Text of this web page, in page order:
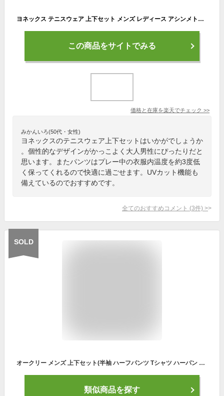
ヨネックス テニスウェア 上下セット メンズ レディース アシンメトリーTシャツ 半袖 + ベリークールハーフパンツ RWHI1601+1550 YONEX
この商品をサイトでみる
価格と在庫を楽天でチェック >>
みかんいろ(50代・女性)
ヨネックスのテニスウェア上下セットはいかがでしょうか
。個性的なデザインがかっこよく大人男性にぴったりだと
思います。またパンツはプレー中の衣服内温度を約3度低
く保ってくれるので快適に過ごせます。UVカット機能も
備えているのでおすすめです。
全てのおすすめコメント (3件) >
SOLD
オークリー メンズ 上下セット(半袖 ハーフパンツ Tシャツ ハーパン 半ズボン スポーツウェア トレーニングウェア 運動 プラクティスウェア テニス ソフトテニス OAKLEY あす楽)FOA403623-FOA403596
類似商品を探す